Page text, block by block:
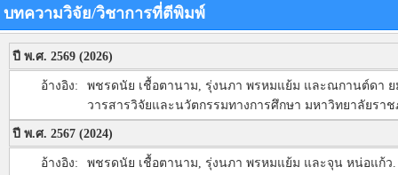
บทความวิจัย/วิชาการที่ตีพิมพ์
ปี พ.ศ. 2569 (2026)
อ้างอิง:
พชรดนัย เชื้อตานาม, รุ่งนภา พรหมแย้ม และณกานต์ดา
วารสารวิจัยและนวัตกรรมทางการศึกษา มหาวิทยาลัยรา
ปี พ.ศ. 2567 (2024)
อ้างอิง:
พชรดนัย เชื้อตานาม, รุ่งนภา พรหมแย้ม และจุน หน่อแก้ว.